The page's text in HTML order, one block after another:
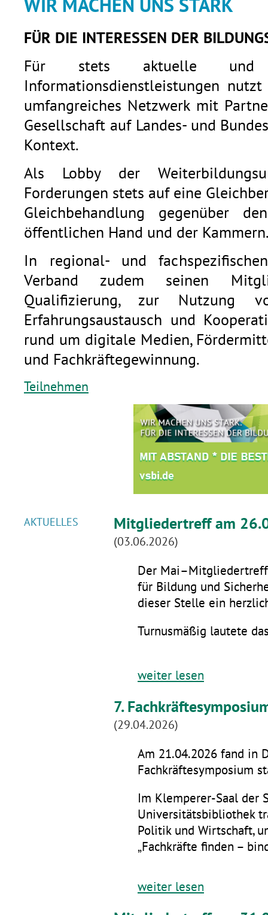
WIR MACHEN UNS STARK
FÜR DIE INTERESSEN DER
Für stets aktuelle und
Informationsdienstleistungen
umfangreiches Netzwerk mit
Gesellschaft auf Landes- und
Kontext.
Als Lobby der
Forderungen stets auf eine
Gleichbehandlung gegenüber
öffentlichen Hand und der
In regional- und
Verband zudem seinen
Qualifizierung, zur Nutzung
Erfahrungsaustausch und
rund um digitale Medien,
und Fachkräftegewinnung.
Teilnehmen
AKTUELLES Mitgliedertreff am
(03.06.2026)
Der
für Bildung und
dieser Stelle ein
Turnusmäßig lautete
weiter lesen
7.
(29.04.2026)
Am 21.04.2026 fand in
Fachkräftesymposium
Im Klemperer-Saal der
Universitätsbibliothek
Politik und Wirtschaft,
„Fachkräfte finden –
weiter lesen